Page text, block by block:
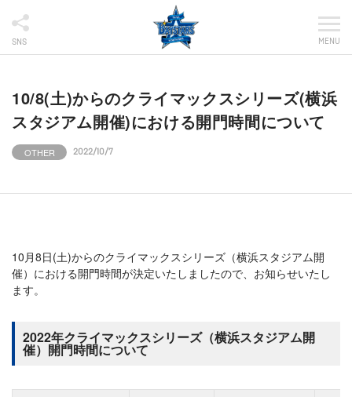
SNS MENU
10/8(土)からのクライマックスシリーズ(横浜
スタジアム開催)における開門時間について
OTHER 2022/10/7
10月8日(土)からのクライマックスシリーズ（横浜スタジアム開
催）における開門時間が決定いたしましたので、お知らせいたし
ます。
2022年クライマックスシリーズ（横浜スタジアム開
催）開門時間について